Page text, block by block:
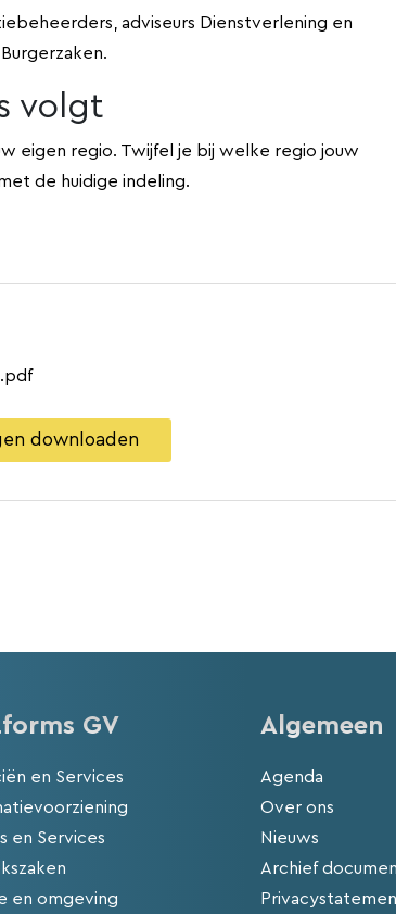
adviseurs Dienstverlening en
volgt
eigen regio. Twijfel je bij welke regio jouw
de huidige indeling.
downloaden
GV
en Services
en Services
en omgeving
Algemeen
Agenda
Over ons
Nieuws
Archief